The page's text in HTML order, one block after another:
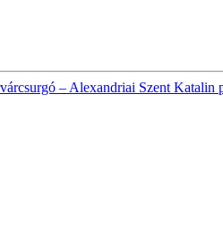
– Alexandriai Szent Katalin